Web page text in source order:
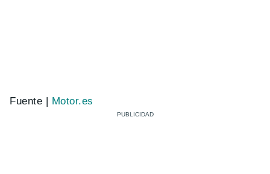
Fuente | Motor.es